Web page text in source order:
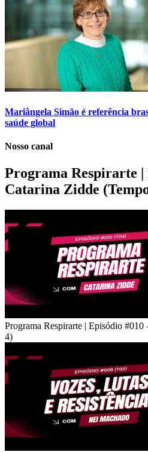
Mariângela Simão é referência
saúde global
Nosso canal
Programa Respirarte |
Catarina Zidde
Programa Respirarte | Episódio
4)